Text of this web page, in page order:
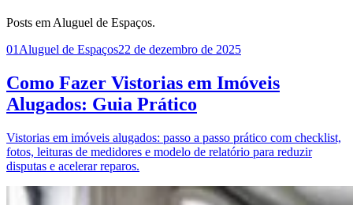
Posts em Aluguel de Espaços.
01 Aluguel de Espaços22 de dezembro de 2025
Como Fazer Vistorias em Imóveis
Alugados: Guia Prático
Vistorias em imóveis alugados: passo a passo prático com checklist,
fotos, leituras de medidores e modelo de relatório para reduzir
disputas e acelerar reparos.